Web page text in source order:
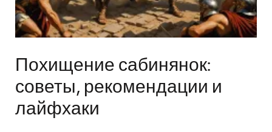
Похищение сабинянок:
советы, рекомендации и
лайфхаки